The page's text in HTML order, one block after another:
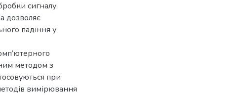
сигналу.
дозволяє
падіння у
методом з
при
вимірювання